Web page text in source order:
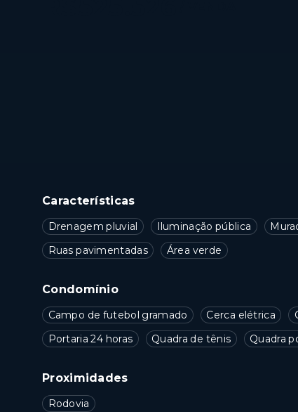
Características
Drenagem pluvial Iluminação pública
Ruas pavimentadas
Área verde
Condomínio
Campo de futebol gramado Cerca elétrica
Portaria 24 horas
Quadra de tênis Quadra
Proximidades
Rodovia